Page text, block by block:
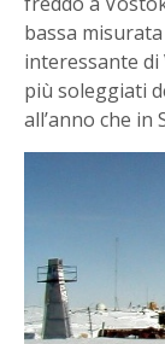
bassa misurata
interessante
più soleggiati
all’anno che in